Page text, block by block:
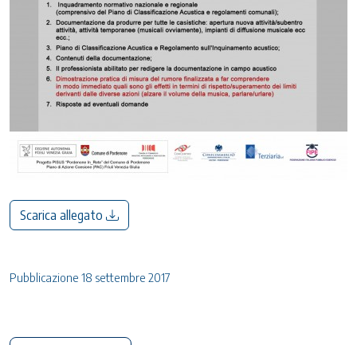
Scarica allegato
Pubblicazione 18 settembre 2017